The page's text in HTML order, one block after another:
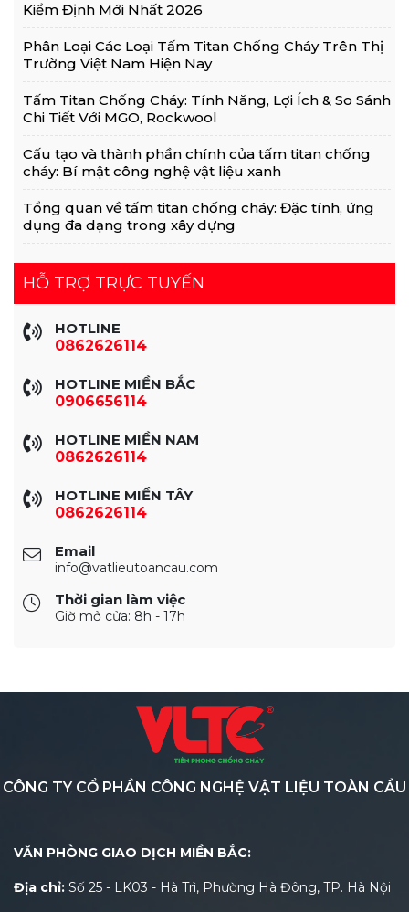
Kiểm Định Mới Nhất 2026
Phân Loại Các Loại Tấm Titan Chống Cháy Trên Thị
Trường Việt Nam Hiện Nay
Tấm Titan Chống Cháy: Tính Năng, Lợi Ích & So Sánh
Chi Tiết Với MGO, Rockwool
Cấu tạo và thành phần chính của tấm titan chống
cháy: Bí mật công nghệ vật liệu xanh
Tổng quan về tấm titan chống cháy: Đặc tính, ứng
dụng đa dạng trong xây dựng
HỖ TRỢ TRỰC TUYẾN
HOTLINE
0862626114
HOTLINE MIỀN BẮC
0906656114
HOTLINE MIỀN NAM
0862626114
HOTLINE MIỀN TÂY
0862626114
Email
info@vatlieutoancau.com
Thời gian làm việc
Giờ mở cửa: 8h - 17h
CÔNG TY CỔ PHẦN CÔNG NGHỆ VẬT LIỆU TOÀN CẦU
VĂN PHÒNG GIAO DỊCH MIỀN BẮC:
Địa chỉ: Số 25 - LK03 - Hà Trì, Phường Hà Đông, TP. Hà Nội